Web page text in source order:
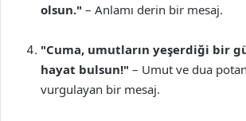
olsun." – Anlamı derin bir mesaj.
"Cuma, umutların yeşerdiği bir
hayat bulsun!" – Umut ve dua
vurgulayan bir mesaj.